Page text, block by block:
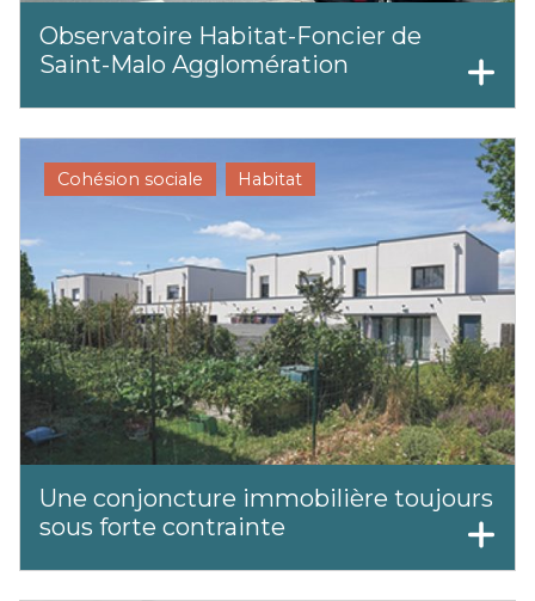
Observatoire Habitat-Foncier de
Saint-Malo Agglomération
Cohésion sociale Habitat
Une conjoncture immobilière toujours
sous forte contrainte